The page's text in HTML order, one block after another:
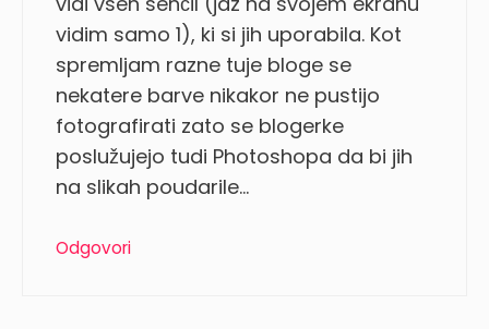
vidim samo 1), ki si jih uporabila. Kot
spremljam razne tuje bloge se
nekatere barve nikakor ne pustijo
fotografirati zato se blogerke
poslužujejo tudi Photoshopa da bi jih
na slikah poudarile…
Odgovori